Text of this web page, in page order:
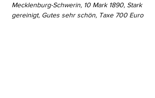
Mecklenburg-Schwerin, 10 Mark 1890, Stark
gereinigt, Gutes sehr schön, Taxe 700 Euro